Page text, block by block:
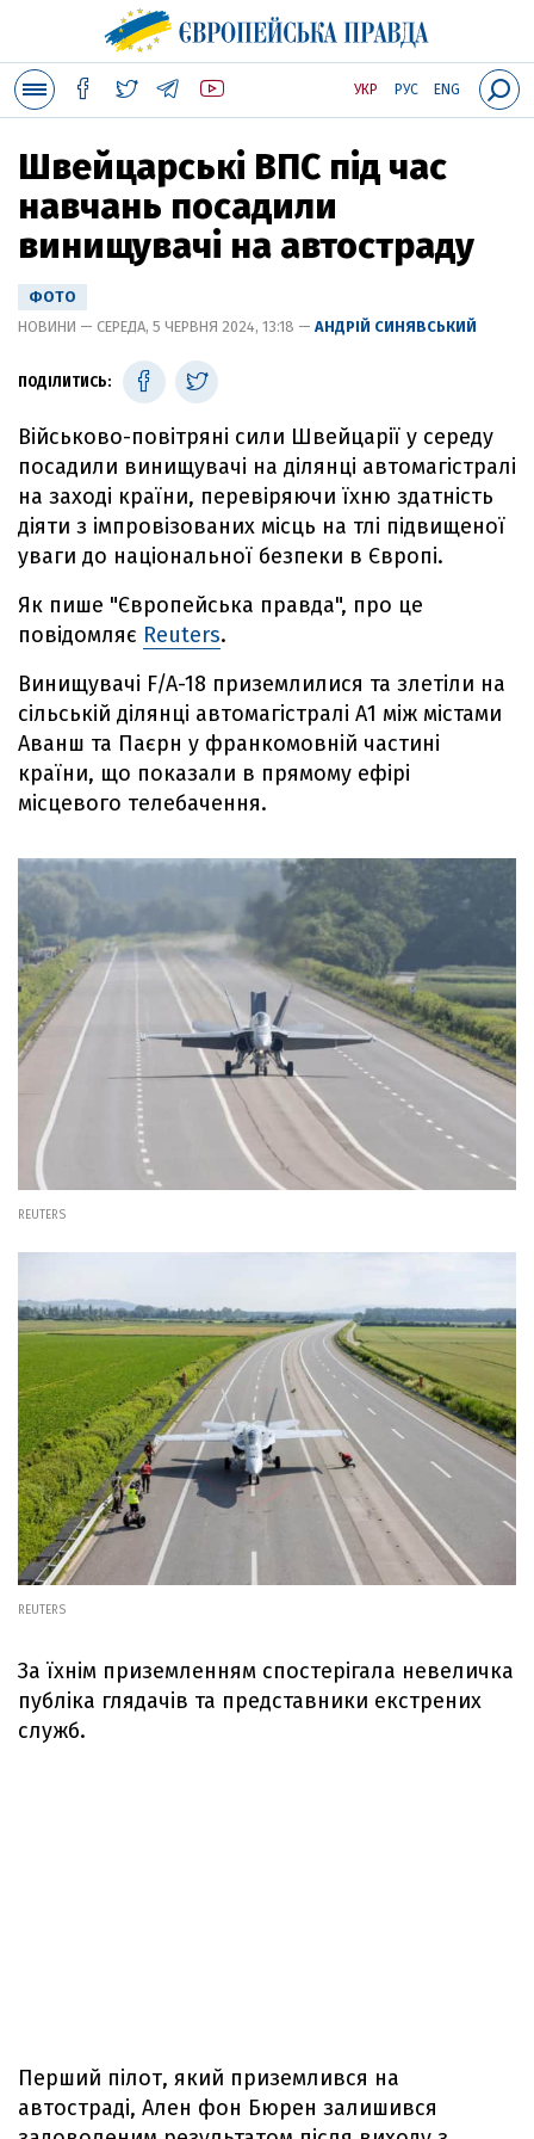
УКР РУС ENG
Швейцарські ВПС під час
навчань посадили
винищувачі на автостраду
ФОТО
НОВИНИ — СЕРЕДА, 5 ЧЕРВНЯ 2024, 13:18 — АНДРІЙ СИНЯВСЬКИЙ
ПОДІЛИТИСЬ:
Військово-повітряні сили Швейцарії у середу
посадили винищувачі на ділянці автомагістралі
на заході країни, перевіряючи їхню здатність
діяти з імпровізованих місць на тлі підвищеної
уваги до національної безпеки в Європі.
Як пише "Європейська правда", про це
повідомляє Reuters.
Винищувачі F/A-18 приземлилися та злетіли на
сільській ділянці автомагістралі А1 між містами
Аванш та Паєрн у франкомовній частині
країни, що показали в прямому ефірі
місцевого телебачення.
REUTERS
REUTERS
За їхнім приземленням спостерігала невеличка
публіка глядачів та представники екстрених
служб.
Перший пілот, який приземлився на
автостраді, Ален фон Бюрен залишився